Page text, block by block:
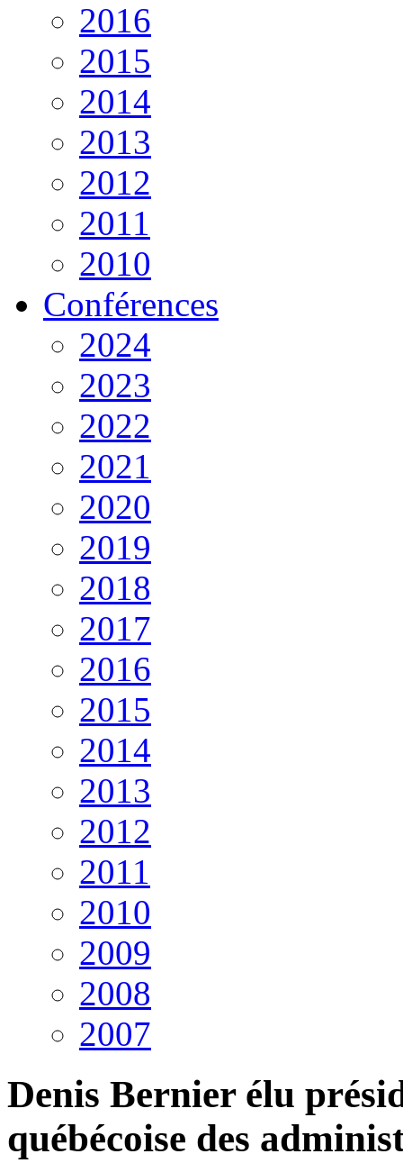
2016
2015
2014
2013
2012
2011
2010
Conférences
2024
2023
2022
2021
2020
2019
2018
2017
2016
2015
2014
2013
2012
2011
2010
2009
2008
2007
Denis Bernier élu
québécoise des